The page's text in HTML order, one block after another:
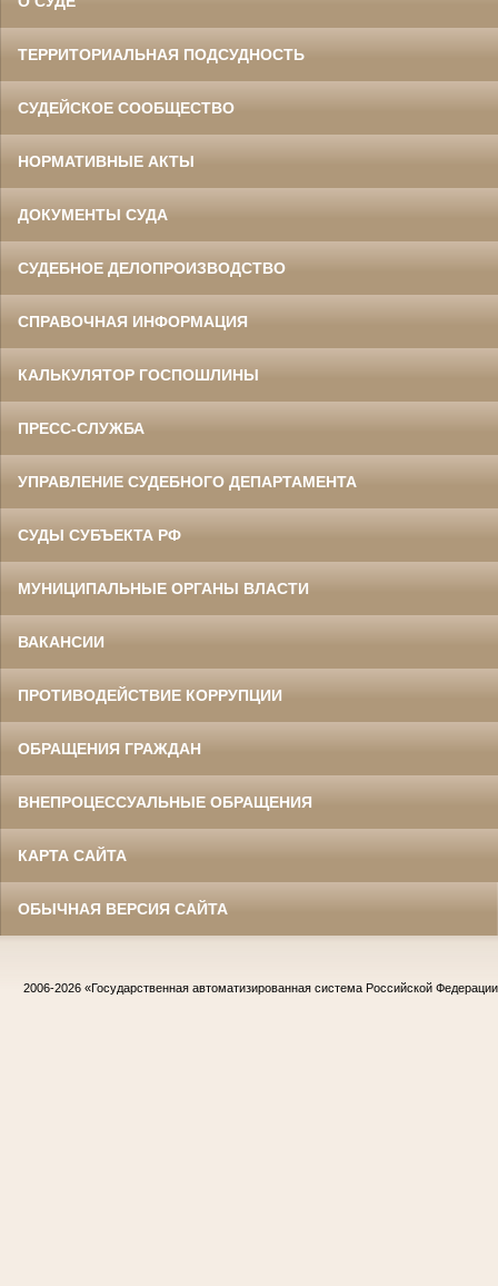
ТЕРРИТОРИАЛЬНАЯ ПОДСУДНОСТЬ
СУДЕЙСКОЕ СООБЩЕСТВО
НОРМАТИВНЫЕ АКТЫ
ДОКУМЕНТЫ СУДА
СУДЕБНОЕ ДЕЛОПРОИЗВОДСТВО
СПРАВОЧНАЯ ИНФОРМАЦИЯ
КАЛЬКУЛЯТОР ГОСПОШЛИНЫ
ПРЕСС-СЛУЖБА
УПРАВЛЕНИЕ СУДЕБНОГО ДЕПАРТАМЕНТА
СУДЫ СУБЪЕКТА РФ
МУНИЦИПАЛЬНЫЕ ОРГАНЫ ВЛАСТИ
ВАКАНСИИ
ПРОТИВОДЕЙСТВИЕ КОРРУПЦИИ
ОБРАЩЕНИЯ ГРАЖДАН
ВНЕПРОЦЕССУАЛЬНЫЕ ОБРАЩЕНИЯ
КАРТА САЙТА
ОБЫЧНАЯ ВЕРСИЯ САЙТА
2006-2026 «Государственная автоматизированная система Российской